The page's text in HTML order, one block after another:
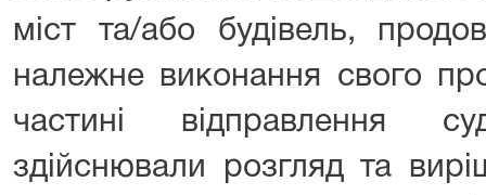
міст та/або будівель,
належне виконання свого
частині відправлення
здійснювали розгляд та